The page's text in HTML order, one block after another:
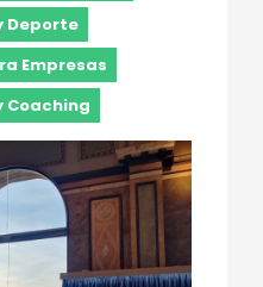
Deporte
Empresas
Coaching